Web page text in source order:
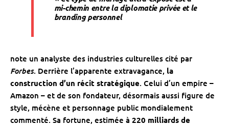
mi-chemin entre la diplomatie privée et le
branding personnel
note un analyste des industries culturelles cité par
Forbes. Derrière l’apparente extravagance, la
construction d’un récit stratégique. Celui d’un empire –
Amazon – et de son fondateur, désormais aussi figure de
style, mécène et personnage public mondialement
commenté. Sa fortune, estimée à 220 milliards de